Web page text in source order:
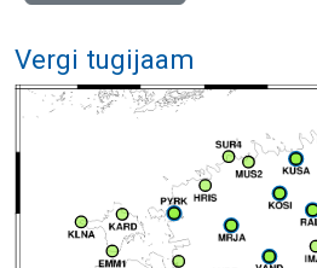
Vergi tugijaam